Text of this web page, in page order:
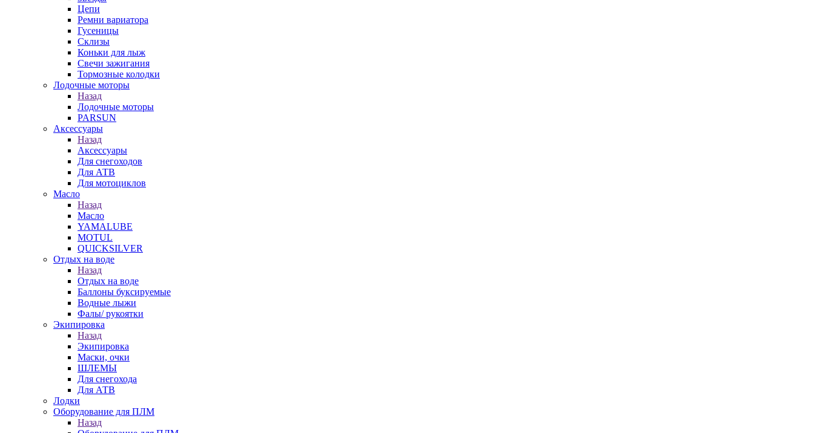
Цепи
Ремни вариатора
Гусеницы
Склизы
Коньки для лыж
Свечи зажигания
Тормозные колодки
Лодочные моторы
Назад
Лодочные моторы
PARSUN
Аксессуары
Назад
Аксессуары
Для снегоходов
Для АТВ
Для мотоциклов
Масло
Назад
Масло
YAMALUBE
MOTUL
QUICKSILVER
Отдых на воде
Назад
Отдых на воде
Баллоны буксируемые
Водные лыжи
Фалы/ рукоятки
Экипировка
Назад
Экипировка
Маски, очки
ШЛЕМЫ
Для снегохода
Для АТВ
Лодки
Оборудование для ПЛМ
Назад